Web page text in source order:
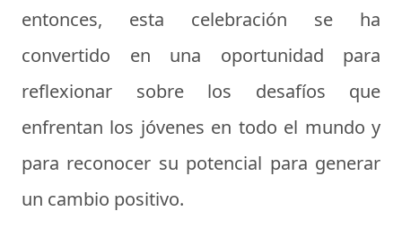
entonces, esta celebración se ha
convertido en una oportunidad para
reflexionar sobre los desafíos que
enfrentan los jóvenes en todo el mundo y
para reconocer su potencial para generar
un cambio positivo.